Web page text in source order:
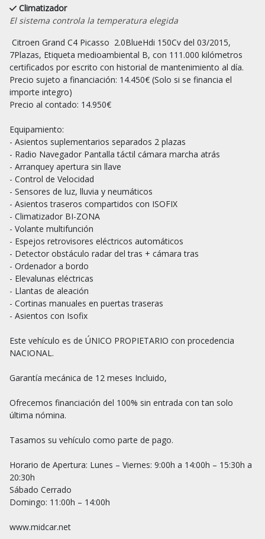
Climatizador
El sistema controla la temperatura elegida
7Plazas, Etiqueta medioambiental B, con 111.000 kilómetros
certificados por escrito con historial de mantenimiento al día.
Precio sujeto a financiación: 14.450€ (Solo si se financia el
importe integro)
Precio al contado: 14.950€
Equipamiento:
- Asientos suplementarios separados 2 plazas
- Radio Navegador Pantalla táctil cámara marcha atrás
- Arranquey apertura sin llave
- Control de Velocidad
- Sensores de luz, lluvia y neumáticos
- Asientos traseros compartidos con ISOFIX
- Climatizador BI-ZONA
- Volante multifunción
- Espejos retrovisores eléctricos automáticos
- Detector obstáculo radar del tras + cámara tras
- Ordenador a bordo
- Elevalunas eléctricas
- Llantas de aleación
- Cortinas manuales en puertas traseras
- Asientos con Isofix
Este vehículo es de ÚNICO PROPIETARIO con procedencia
NACIONAL.
Garantía mecánica de 12 meses Incluido,
Ofrecemos financiación del 100% sin entrada con tan solo
última nómina.
Tasamos su vehículo como parte de pago.
Horario de Apertura: Lunes – Viernes: 9:00h a 14:00h – 15:30h a
20:30h
Sábado Cerrado
Domingo: 11:00h – 14:00h
www.midcar.net